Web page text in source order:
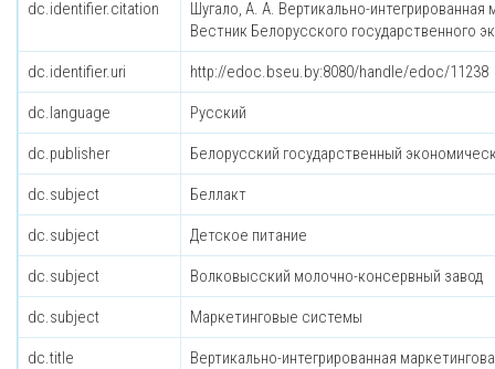
dc.identifier.citation
Шугало, А. А. Вертикально-
Вестник Белорусского государственного
dc.identifier.uri http://edoc.bseu.by:8080/handle/edoc/11238
dc.language Русский
dc.publisher Белорусский государственный
dc.subject Беллакт
dc.subject Детское питание
dc.subject Волковысский молочно-консервный завод
dc.subject Маркетинговые системы
dc.title Вертикально-интегрированная